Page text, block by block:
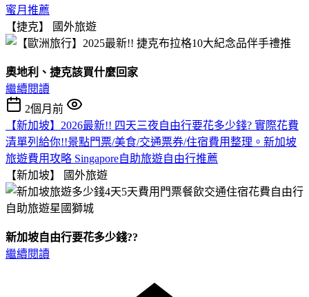
蜜月推薦
【捷克】
國外旅遊
奧地利、捷克該買什麼回家
繼續閱讀
2個月前
【新加坡】2026最新!! 四天三夜自由行要花多少錢? 實際花費
清單列給你!!景點門票/美食/交通票券/住宿費用整理。新加坡
旅遊費用攻略 Singapore自助旅遊自由行推薦
【新加坡】
國外旅遊
新加坡自由行要花多少錢??
繼續閱讀